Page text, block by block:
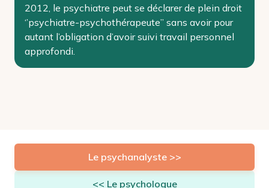
2012, le psychiatre peut se déclarer de plein droit
‘’psychiatre-psychothérapeute’’ sans avoir pour
autant l’obligation d’avoir suivi travail personnel
approfondi.
<< Le psychologue
Le psychanalyste >>